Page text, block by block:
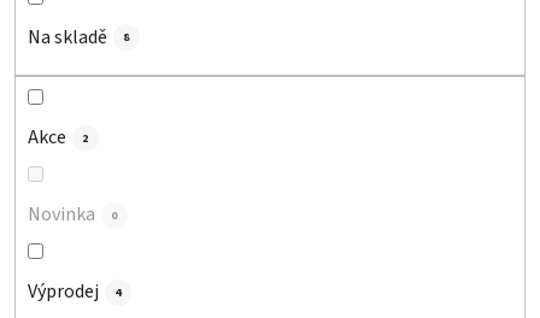
u
Na skladě 8
Akce 2
Novinka 0
Výprodej 4